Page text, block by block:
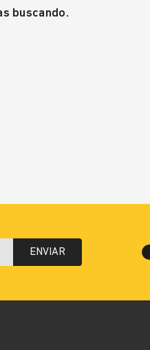
buscando.
ENVIAR